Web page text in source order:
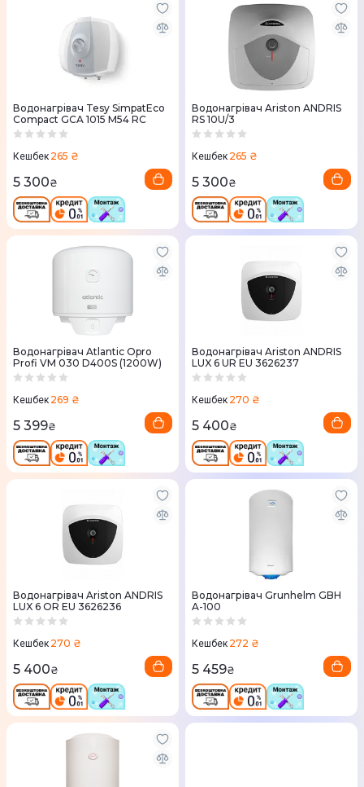
Водонагрівач Tesy SimpatEco
Compact GCA 1015 M54 RC
Кешбек 265 ₴
5 300₴
Водонагрівач Ariston ANDRIS
RS 10U/3
Кешбек 265 ₴
5 300₴
Водонагрівач Atlantic Opro
Profi VM 030 D400S (1200W)
Кешбек 269 ₴
5 399₴
Водонагрівач Ariston ANDRIS
LUX 6 UR EU 3626237
Кешбек 270 ₴
5 400₴
Водонагрівач Ariston ANDRIS
LUX 6 OR EU 3626236
Кешбек 270 ₴
5 400₴
Водонагрівач Grunhelm GBH
A-100
Кешбек 272 ₴
5 459₴